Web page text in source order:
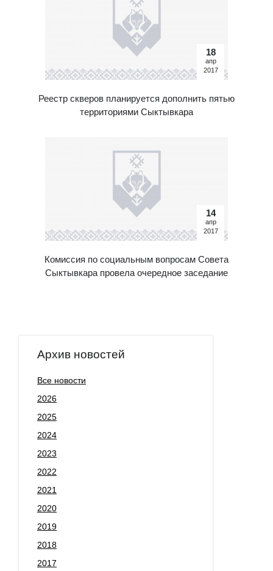
Реестр скверов планируется дополнить пятью
территориями Сыктывкара
18
апр
2017
Комиссия по социальным вопросам Совета
Сыктывкара провела очередное заседание
14
апр
2017
Архив новостей
Все новости
2026
2025
2024
2023
2022
2021
2020
2019
2018
2017